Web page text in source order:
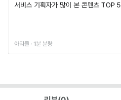
서비스 기획자가 많이 본 콘텐츠 TOP 5
아티클 · 1분 분량